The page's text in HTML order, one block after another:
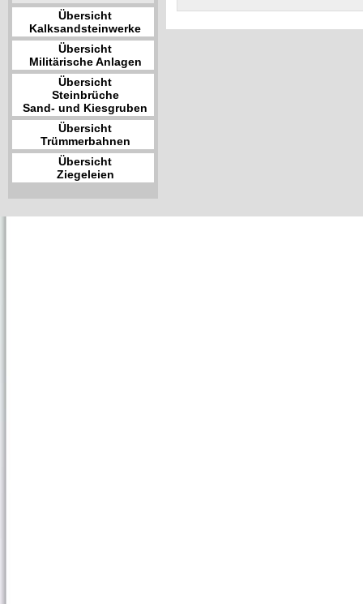
Übersicht
Kalksandsteinwerke
Übersicht
Militärische Anlagen
Übersicht
Steinbrüche
Sand- und Kiesgruben
Übersicht
Trümmerbahnen
Übersicht
Ziegeleien